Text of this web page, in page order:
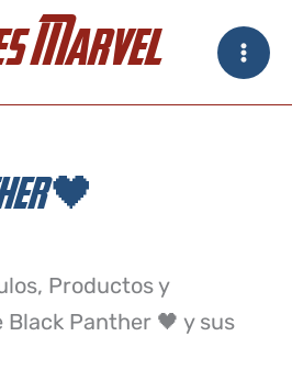
Marvel
🖤
Productos y
Panther 🖤 y sus